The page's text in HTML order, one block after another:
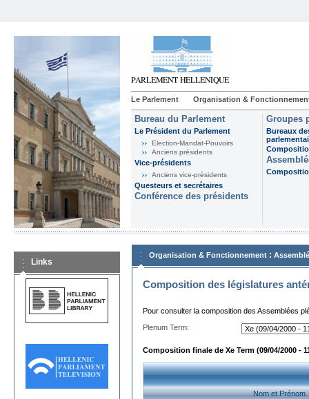
Le Parlement Organisation &
Bureau du Parlement
Le Président du Parlement
Election-Mandat-Pouvoirs
Anciens présidents
Vice-présidents
Anciens vice-présidents
Questeurs et secrétaires
Conférence des présidents
Groupes
Bureaux
Links
Organisation & Fonctionnement :
Composition des législatures
Pour consulter la composition des Assemblées
Plenum Term:
Composition finale de Xe Term (09/04/2000 -
Nom et Prénom